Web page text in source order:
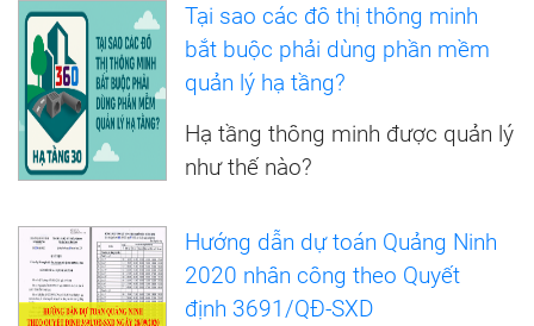
Tại sao các đô thị thông minh
bắt buộc phải dùng phần mềm
quản lý hạ tầng?
Hạ tầng thông minh được quản lý
như thế nào?
Hướng dẫn dự toán Quảng Ninh
2020 nhân công theo Quyết
định 3691/QĐ-SXD